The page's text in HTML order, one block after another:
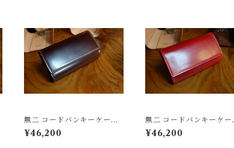
無二 コードバンキーケー
ス オイルコードバン・バ
ーガンディ×ブラウン
¥46,200
無二 コードバンキーケー
ス オイルコードバン・レ
ッド×ベージュ
¥46,200